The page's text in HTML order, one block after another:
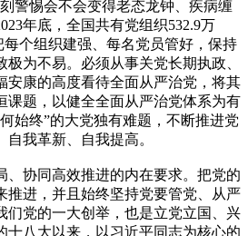
警惕会不会变得老态龙钟、疾病缠
年底，全国共有党组织532.9万
每个组织建强、每名党员管好，保持
为不易。必须从事关党长期执政、
安康的高度看待全面从严治党，将其
课题，以健全全面从严治党体系为有
始终”的大党独有难题，不断推进党
我革新、自我提高。
协同高效推进的内在要求。把党的
推进，并且始终坚持党要管党、从严
们党的一大创举，也是立党立国、兴
十八大以来，以习近平同志为核心的